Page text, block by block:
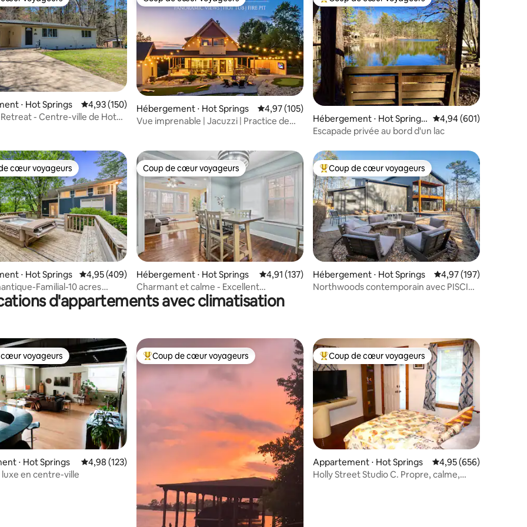
base de 296 commentaires : 4,97 sur 5
cœur voyageurs
⋅ Hot Springs Évaluation moyenne sur la base de 150 commentaires : 4,93 sur 5
4,93 (150)
- Centre-ville de Hot
Coup de cœur voyageurs
Hébergement ⋅ Hot Springs Évaluation moyenne sur la base de 105 commentaires : 4,97 sur 5
4,97 (105)
Vue imprenable | Jacuzzi | Practice de
Coups de cœur voyageurs les plus appréciés
Hébergement ⋅ Hot Springs
Village
Évaluation moyenne
4,94 (601)
Escapade privée au bord d'un lac
base de 158 commentaires : 4,88 sur 5
cœur voyageurs les plus appréciés
cœur voyageurs
⋅ Hot Springs Évaluation moyenne sur la base de 409 commentaires : 4,95 sur 5
4,95 (409)
Familial-10 acres
Coup de cœur voyageurs
Coup de cœur voyageurs
Hébergement ⋅ Hot Springs Évaluation moyenne sur la base de 137 commentaires : 4,91 sur 5
4,91 (137)
Charmant et calme - Excellent
emplacement ! The Dawson*
Coups de cœur voyageurs les plus appréciés
Coup de cœur voyageurs
Hébergement ⋅ Hot Springs Évaluation moyenne
4,97 (197)
Northwoods contemporain avec PISCINE
d'appartements avec climatisation
cœur voyageurs
voyageurs
⋅ Hot Springs Évaluation moyenne sur la base de 123 commentaires : 4,98 sur 5
4,98 (123)
en centre-ville
Coups de cœur voyageurs les plus appréciés
Coup de cœur voyageurs Coups de cœur voyageurs les plus appréciés
Coup de cœur voyageurs
Appartement ⋅ Hot Springs Évaluation moyenne
4,95 (656)
Holly Street Studio C. Propre, calme,